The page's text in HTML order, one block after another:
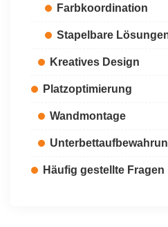
Farbkoordination
Stapelbare
Kreatives Design
Platzoptimierung
Wandmontage
Häufig gestellte Fragen